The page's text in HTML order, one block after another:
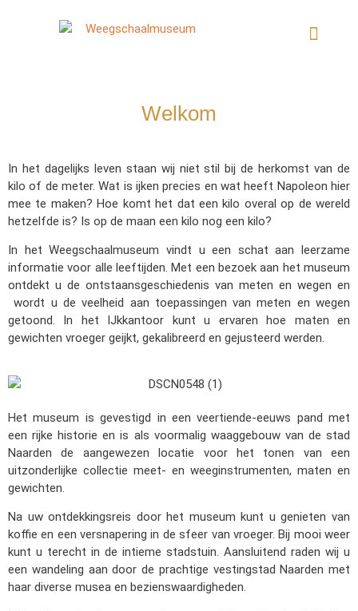
Welkom
In het dagelijks leven staan wij niet stil bij de herkomst van de
kilo of de meter. Wat is ijken precies en wat heeft Napoleon hier
mee te maken? Hoe komt het dat een kilo overal op de wereld
hetzelfde is? Is op de maan een kilo nog een kilo?
In het Weegschaalmuseum vindt u een schat aan leerzame
informatie voor alle leeftijden. Met een bezoek aan het museum
ontdekt u de ontstaansgeschiedenis van meten en wegen en
wordt u de veelheid aan toepassingen van meten en wegen
getoond. In het IJkkantoor kunt u ervaren hoe maten en
gewichten vroeger geijkt, gekalibreerd en gejusteerd werden.
Het museum is gevestigd in een veertiende-eeuws pand met
een rijke historie en is als voormalig waaggebouw van de stad
Naarden de aangewezen locatie voor het tonen van een
uitzonderlijke collectie meet- en weeginstrumenten, maten en
gewichten.
Na uw ontdekkingsreis door het museum kunt u genieten van
koffie en een versnapering in de sfeer van vroeger. Bij mooi weer
kunt u terecht in de intieme stadstuin. Aansluitend raden wij u
een wandeling aan door de prachtige vestingstad Naarden met
haar diverse musea en bezienswaardigheden.